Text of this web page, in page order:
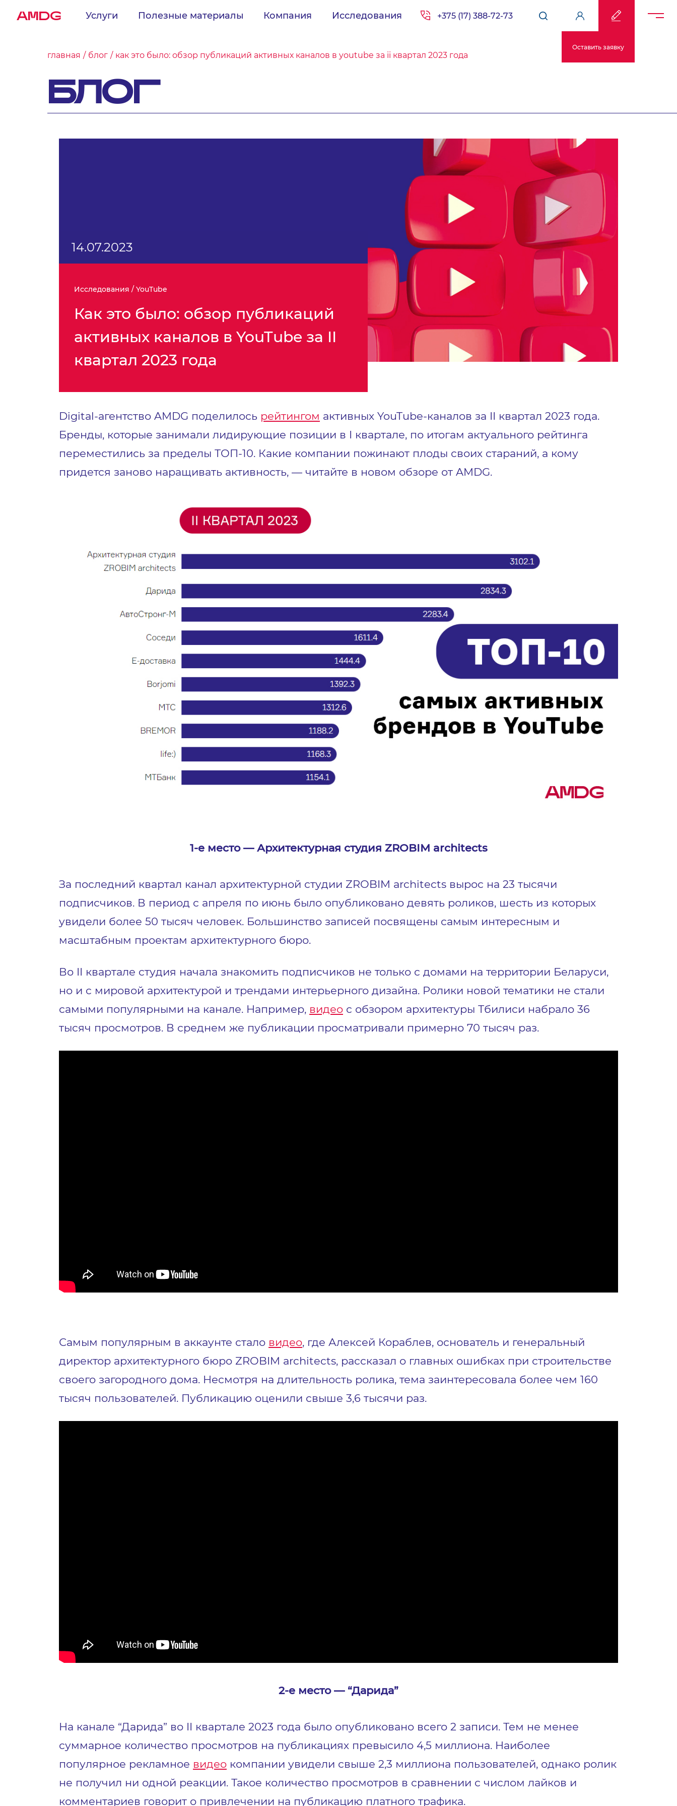
AMDG Услуги Полезные материалы Компания Исследования +375 (17) 388-72-73
Оставить заявку
главная блог как это было: обзор публикаций активных каналов в youtube за ii квартал 2023 года
БЛОГ
14.07.2023
Исследования / YouTube
Как это было: обзор публикаций
активных каналов в YouTube за II
квартал 2023 года
Digital-агентство AMDG поделилось рейтингом активных YouTube-каналов за II квартал 2023 года.
Бренды, которые занимали лидирующие позиции в I квартале, по итогам актуального рейтинга
переместились за пределы ТОП-10. Какие компании пожинают плоды своих стараний, а кому
придется заново наращивать активность, — читайте в новом обзоре от AMDG.
1-е место — Архитектурная студия ZROBIM architects
За последний квартал канал архитектурной студии ZROBIM architects вырос на 23 тысячи
подписчиков. В период с апреля по июнь было опубликовано девять роликов, шесть из которых
увидели более 50 тысяч человек. Большинство записей посвящены самым интересным и
масштабным проектам архитектурного бюро.
Во II квартале студия начала знакомить подписчиков не только с домами на территории Беларуси,
но и с мировой архитектурой и трендами интерьерного дизайна. Ролики новой тематики не стали
самыми популярными на канале. Например, видео с обзором архитектуры Тбилиси набрало 36
тысяч просмотров. В среднем же публикации просматривали примерно 70 тысяч раз.
Самым популярным в аккаунте стало видео, где Алексей Кораблев, основатель и генеральный
директор архитектурного бюро ZROBIM architects, рассказал о главных ошибках при строительстве
своего загородного дома. Несмотря на длительность ролика, тема заинтересовала более чем 160
тысяч пользователей. Публикацию оценили свыше 3,6 тысячи раз.
2-е место — “Дарида”
На канале “Дарида” во II квартале 2023 года было опубликовано всего 2 записи. Тем не менее
суммарное количество просмотров на публикациях превысило 4,5 миллиона. Наиболее
популярное рекламное видео компании увидели свыше 2,3 миллиона пользователей, однако ролик
не получил ни одной реакции. Такое количество просмотров в сравнении с числом лайков и
комментариев говорит о привлечении на публикацию платного трафика.